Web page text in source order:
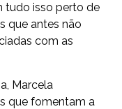
tudo isso perto de
que antes não
com as
Marcela
que fomentam a